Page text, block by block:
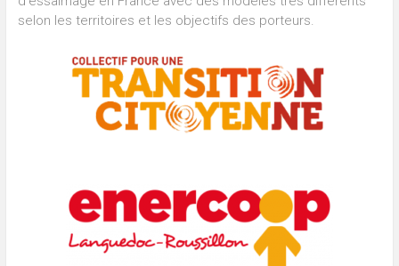
selon les territoires et les objectifs des porteurs.